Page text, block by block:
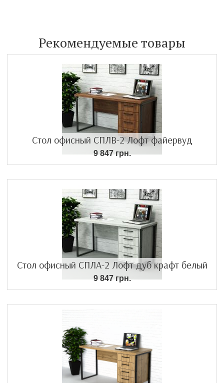
Рекомендуемые товары
Стол офисный СПЛВ-2 Лофт файервуд
9 847 грн.
Стол офисный СПЛА-2 Лофт дуб крафт белый
9 847 грн.